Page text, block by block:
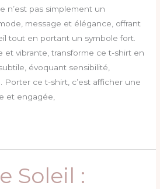
n’est pas simplement un
message et élégance, offrant
tout en portant un symbole fort.
et vibrante, transforme ce t-shirt en
évoquant sensibilité,
Porter ce t-shirt, c’est afficher une
et engagée,
Soleil :